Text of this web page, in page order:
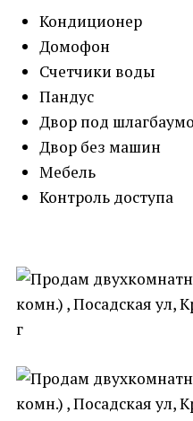
Кондиционер
Домофон
Счетчики воды
Пандус
Двор под
Двор без машин
Мебель
Контроль доступа